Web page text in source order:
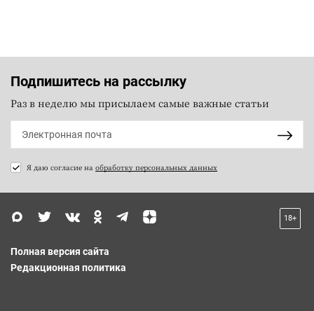
Подпишитесь на рассылку
Раз в неделю мы присылаем самые важные статьи
Я даю согласие на обработку персональных данных
18+
Полная версия сайта
Редакционная политика